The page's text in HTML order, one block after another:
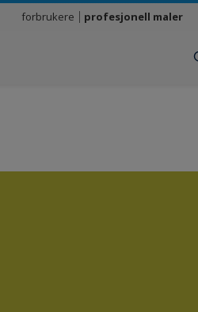
forbrukere profesjonell maler